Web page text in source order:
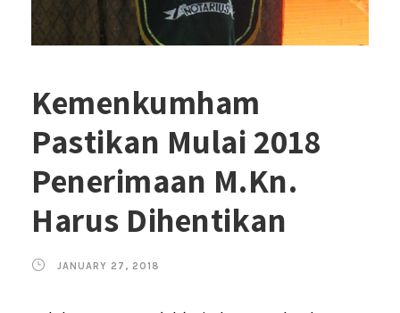
Kemenkumham
Pastikan Mulai 2018
Penerimaan M.Kn.
Harus Dihentikan
JANUARY 27, 2018